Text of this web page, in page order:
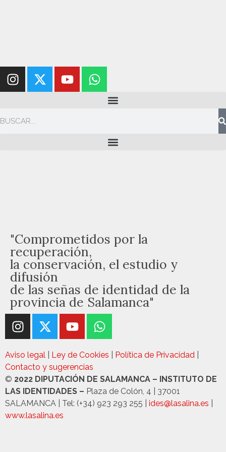
"Comprometidos por la
recuperación,
la conservación, el estudio y
difusión
de las señas de identidad de la
provincia de Salamanca"
Aviso legal Ley de Cookies Política de Privacidad
Contacto y sugerencias
© 2022 DIPUTACIÓN DE SALAMANCA – INSTITUTO DE
LAS IDENTIDADES – Plaza de Colón, 4 | 37001
SALAMANCA | Tel: (+34) 923 293 255 | ides@lasalina.es
www.lasalina.es